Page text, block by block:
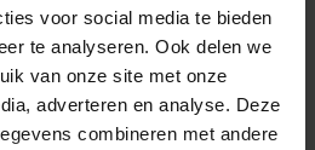
voor social media te bieden
te analyseren. Ook delen we
van onze site met onze
adverteren en analyse. Deze
combineren met andere